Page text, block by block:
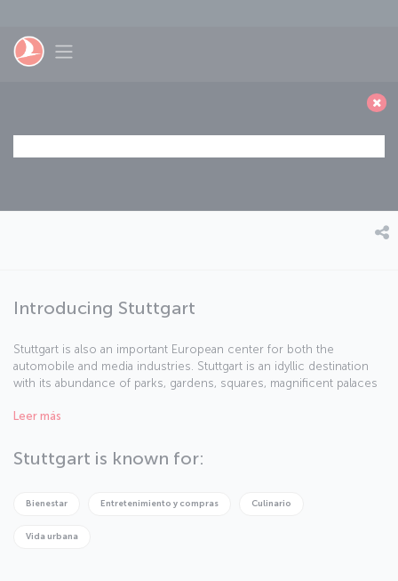
Toggle navigation
Introducing Stuttgart
Stuttgart is also an important European center for both the
automobile and media industries. Stuttgart is an idyllic destination
with its abundance of parks, gardens, squares, magnificent palaces
Leer más
Stuttgart is known for:
Bienestar Entretenimiento y compras Culinario
Vida urbana